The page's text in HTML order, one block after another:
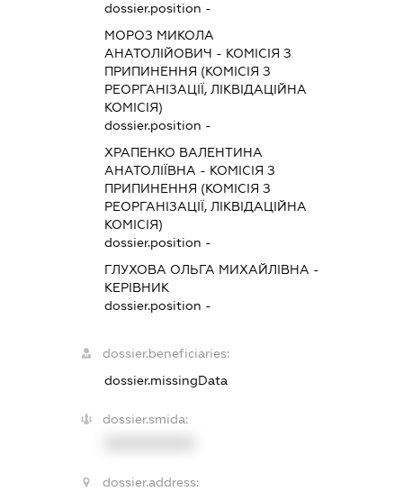
dossier.position -
МОРОЗ МИКОЛА
АНАТОЛІЙОВИЧ - КОМІСІЯ З
ПРИПИНЕННЯ (КОМІСІЯ З
РЕОРГАНІЗАЦІЇ, ЛІКВІДАЦІЙНА
КОМІСІЯ)
dossier.position -
ХРАПЕНКО ВАЛЕНТИНА
АНАТОЛІЇВНА - КОМІСІЯ З
ПРИПИНЕННЯ (КОМІСІЯ З
РЕОРГАНІЗАЦІЇ, ЛІКВІДАЦІЙНА
КОМІСІЯ)
dossier.position -
ГЛУХОВА ОЛЬГА МИХАЙЛІВНА -
КЕРІВНИК
dossier.position -
dossier.beneficiaries:
dossier.missingData
dossier.smida:
dossier.address: